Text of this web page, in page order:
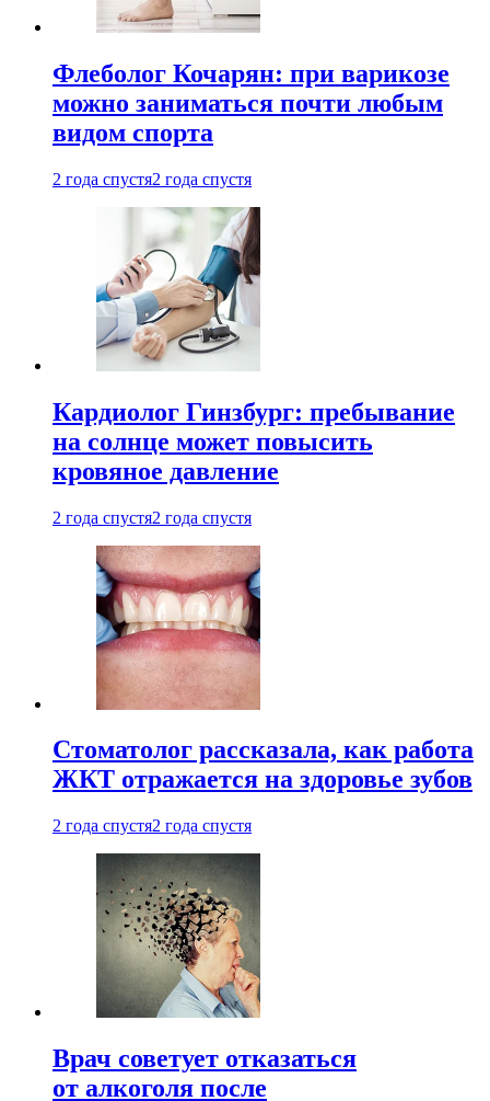
Флеболог Кочарян: при варикозе
можно заниматься почти любым
видом спорта
2 года спустя2 года спустя
Кардиолог Гинзбург: пребывание
на солнце может повысить
кровяное давление
2 года спустя2 года спустя
Стоматолог рассказала, как работа
ЖКТ отражается на здоровье зубов
2 года спустя2 года спустя
Врач советует отказаться
от алкоголя после